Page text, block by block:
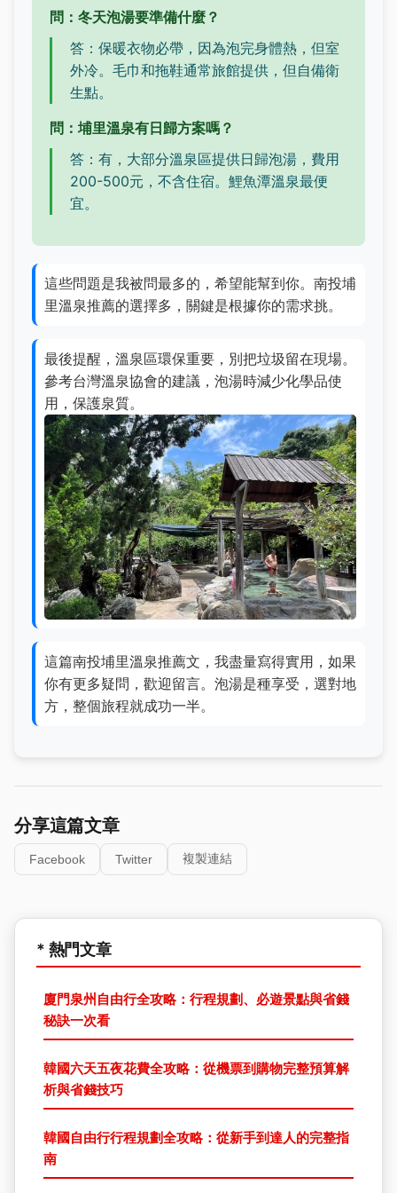
問：冬天泡湯要準備什麼？
答：保暖衣物必帶，因為泡完身體熱，但室
外冷。毛巾和拖鞋通常旅館提供，但自備衛
生點。
問：埔里溫泉有日歸方案嗎？
答：有，大部分溫泉區提供日歸泡湯，費用
200-500元，不含住宿。鯉魚潭溫泉最便
宜。
這些問題是我被問最多的，希望能幫到你。南投埔
里溫泉推薦的選擇多，關鍵是根據你的需求挑。
最後提醒，溫泉區環保重要，別把垃圾留在現場。
參考台灣溫泉協會的建議，泡湯時減少化學品使
用，保護泉質。
這篇南投埔里溫泉推薦文，我盡量寫得實用，如果
你有更多疑問，歡迎留言。泡湯是種享受，選對地
方，整個旅程就成功一半。
分享這篇文章
Facebook Twitter 複製連結
* 熱門文章
廈門泉州自由行全攻略：行程規劃、必遊景點與省錢
秘訣一次看
韓國六天五夜花費全攻略：從機票到購物完整預算解
析與省錢技巧
韓國自由行行程規劃全攻略：從新手到達人的完整指
南